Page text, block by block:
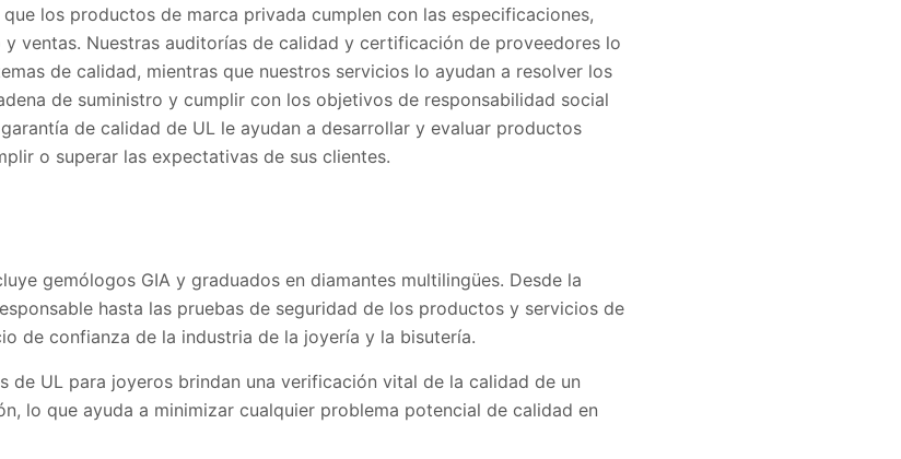
los productos de marca privada cumplen con las especificaciones,
ventas. Nuestras auditorías de calidad y certificación de proveedores lo
de calidad, mientras que nuestros servicios lo ayudan a resolver los
de suministro y cumplir con los objetivos de responsabilidad social
de calidad de UL le ayudan a desarrollar y evaluar productos
o superar las expectativas de sus clientes.
gemólogos GIA y graduados en diamantes multilingües. Desde la
hasta las pruebas de seguridad de los productos y servicios de
de confianza de la industria de la joyería y la bisutería.
de UL para joyeros brindan una verificación vital de la calidad de un
lo que ayuda a minimizar cualquier problema potencial de calidad en